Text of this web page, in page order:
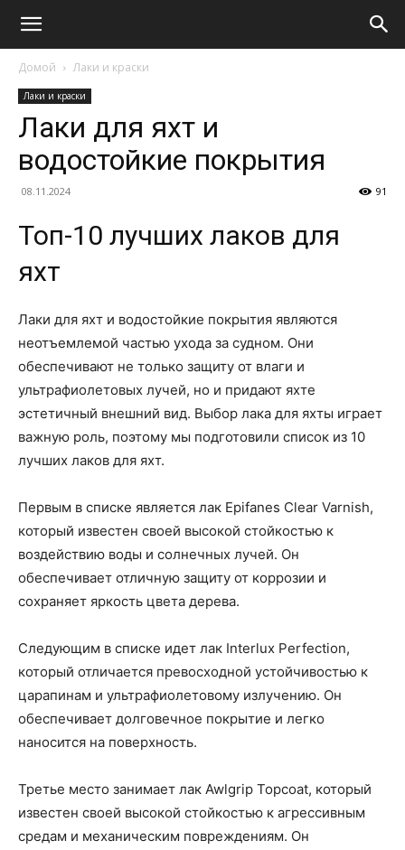
Домой Лаки и краски
Лаки и краски
Лаки для яхт и
водостойкие покрытия
08.11.2024 91
Топ-10 лучших лаков для
яхт
Лаки для яхт и водостойкие покрытия являются
неотъемлемой частью ухода за судном. Они
обеспечивают не только защиту от влаги и
ультрафиолетовых лучей, но и придают яхте
эстетичный внешний вид. Выбор лака для яхты играет
важную роль, поэтому мы подготовили список из 10
лучших лаков для яхт.
Первым в списке является лак Epifanes Clear Varnish,
который известен своей высокой стойкостью к
воздействию воды и солнечных лучей. Он
обеспечивает отличную защиту от коррозии и
сохраняет яркость цвета дерева.
Следующим в списке идет лак Interlux Perfection,
который отличается превосходной устойчивостью к
царапинам и ультрафиолетовому излучению. Он
обеспечивает долговечное покрытие и легко
наносится на поверхность.
Третье место занимает лак Awlgrip Topcoat, который
известен своей высокой стойкостью к агрессивным
средам и механическим повреждениям. Он